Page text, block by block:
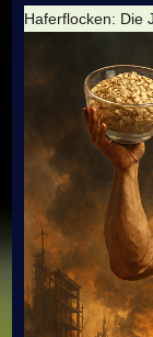
Haferflocken: Die